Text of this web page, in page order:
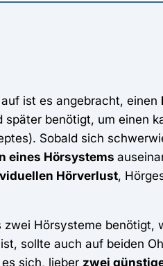
ist es angebracht, einen
später benötigt, um einen
Sobald sich
eines Hörsystems
Hörverlust,
zwei Hörsysteme
sollte auch auf beiden
sich, lieber zwei